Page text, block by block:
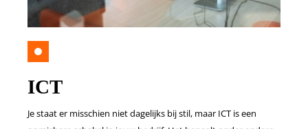
ICT
Je staat er misschien niet dagelijks bij stil, maar ICT is een